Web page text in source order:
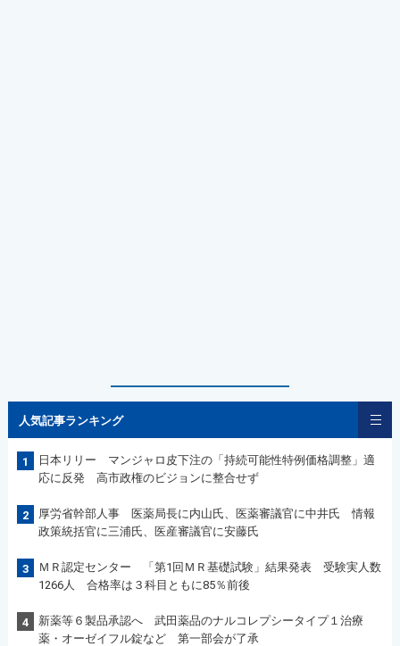
人気記事ランキング
1
日本リリー マンジャロ皮下注の「持続可能性特例価格調整」適
応に反発 高市政権のビジョンに整合せず
2
厚労省幹部人事 医薬局長に内山氏、医薬審議官に中井氏 情報
政策統括官に三浦氏、医産審議官に安藤氏
3
ＭＲ認定センター 「第1回ＭＲ基礎試験」結果発表 受験実人数
1266人 合格率は３科目ともに85％前後
4
新薬等６製品承認へ 武田薬品のナルコレプシータイプ１治療
薬・オーゼイフル錠など 第一部会が了承